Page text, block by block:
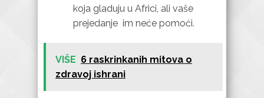
koja gladuju u Africi, ali vaše
prejedanje im neće pomoći.
VIŠE 6 raskrinkanih mitova o
zdravoj ishrani